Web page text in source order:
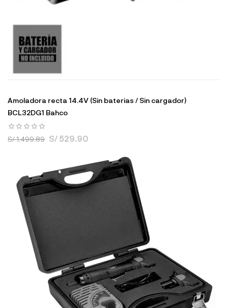
Amoladora recta 14.4V (Sin baterias / Sin cargador)
BCL32DG1 Bahco
S/ 1,499.89 S/ 529.90